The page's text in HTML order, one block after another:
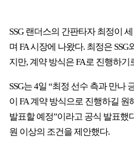
SSG 랜더스의 간판타자 최정이
며 FA 시장에 나왔다. 최정은
지만, 계약 방식은 FA로 진행하기
SSG는 4일 “최정 선수 측과 만나
이 FA 계약 방식으로 진행하길 원
발표할 예정”이라고 공식 발표했
원 이상의 조건을 제안했다.